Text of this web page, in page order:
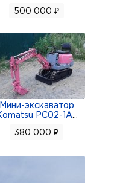
АУКЦИОНОВ
500 000 ₽
Мини-экскаватор
PC02-1A
380 000 ₽